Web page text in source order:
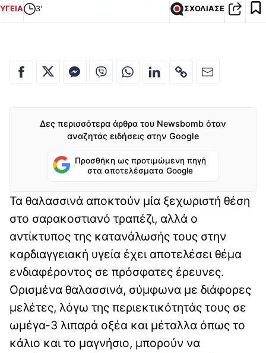
ΥΓΕΙΑ 3' ΣΧΟΛΙΑΣΕ
Δες περισσότερα άρθρα του Newsbomb όταν
αναζητάς ειδήσεις στην Google
Προσθήκη ως προτιμώμενη πηγή
στα αποτελέσματα Google
Τα θαλασσινά αποκτούν μία ξεχωριστή θέση
στο σαρακοστιανό τραπέζι, αλλά ο
αντίκτυπος της κατανάλωσής τους στην
καρδιαγγειακή υγεία έχει αποτελέσει θέμα
ενδιαφέροντος σε πρόσφατες έρευνες.
Ορισμένα θαλασσινά, σύμφωνα με διάφορες
μελέτες, λόγω της περιεκτικότητάς τους σε
ωμέγα-3 λιπαρά οξέα και μέταλλα όπως το
κάλιο και το μαγνήσιο, μπορούν να